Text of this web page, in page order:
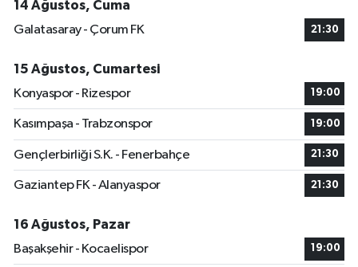
14 Ağustos, Cuma
Galatasaray - Çorum FK
21:30
15 Ağustos, Cumartesi
Konyaspor - Rizespor
19:00
Kasımpaşa - Trabzonspor 19:00
Gençlerbirliği S.K. - Fenerbahçe 21:30
Gaziantep FK - Alanyaspor 21:30
16 Ağustos, Pazar
Başakşehir - Kocaelispor
19:00